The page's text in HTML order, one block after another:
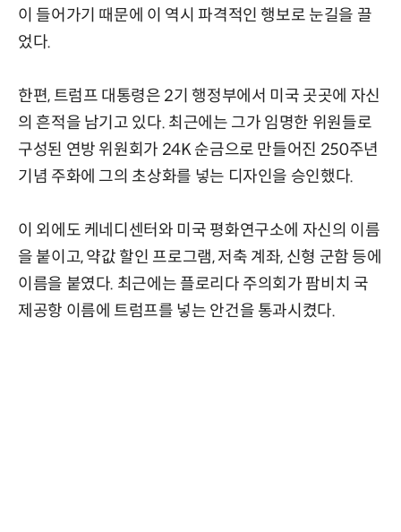
이 들어가기 때문에 이 역시 파격적인 행보로 눈길을 끌
었다.
한편, 트럼프 대통령은 2기 행정부에서 미국 곳곳에 자신
의 흔적을 남기고 있다. 최근에는 그가 임명한 위원들로
구성된 연방 위원회가 24K 순금으로 만들어진 250주년
기념 주화에 그의 초상화를 넣는 디자인을 승인했다.
이 외에도 케네디센터와 미국 평화연구소에 자신의 이름
을 붙이고, 약값 할인 프로그램, 저축 계좌, 신형 군함 등에
이름을 붙였다. 최근에는 플로리다 주의회가 팜비치 국
제공항 이름에 트럼프를 넣는 안건을 통과시켰다.